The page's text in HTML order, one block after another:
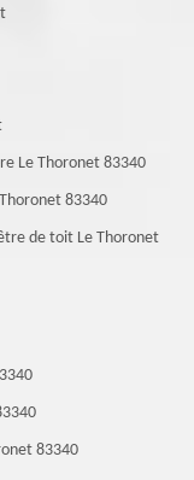
Le Thoronet 83340
83340
de toit Le Thoronet
83340